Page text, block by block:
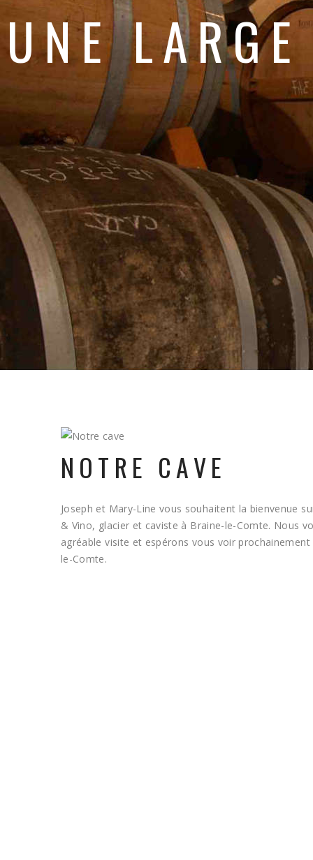
UNE
NOTRE CAVE
Joseph et Mary-Line vous souhaitent la bienvenue
& Vino, glacier et caviste à Braine-le-Comte. Nous
agréable visite et espérons vous voir
le-Comte.